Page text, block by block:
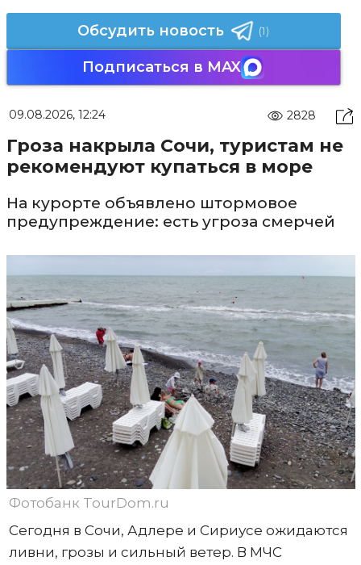
Обсудить новость (1)
Подписаться в MAX
09.08.2026, 12:24 2828
Гроза накрыла Сочи, туристам не
рекомендуют купаться в море
На курорте объявлено штормовое
предупреждение: есть угроза смерчей
Фотобанк TourDom.ru
Сегодня в Сочи, Адлере и Сириусе ожидаются
ливни, грозы и сильный ветер. В МЧС